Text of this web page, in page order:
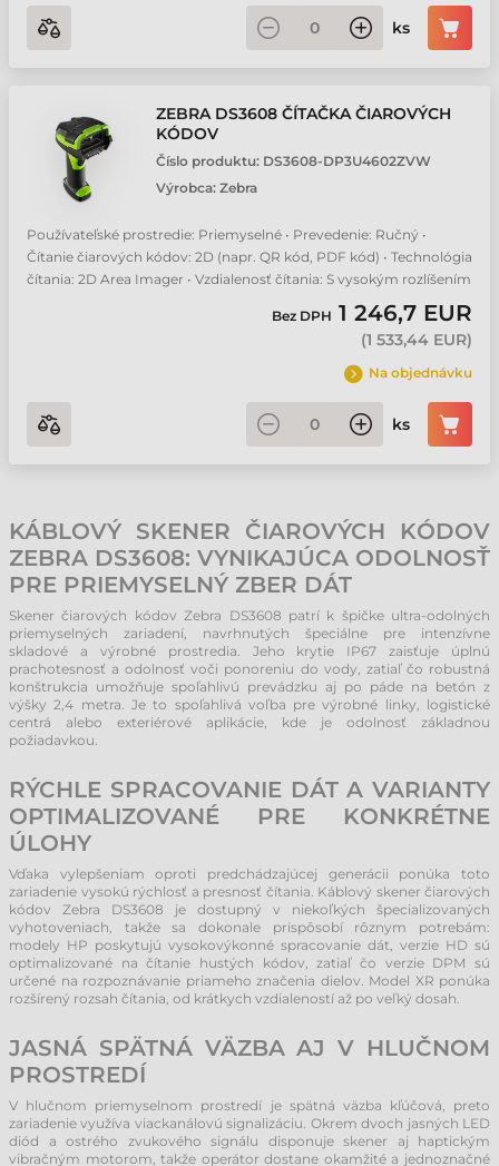
ks
ZEBRA DS3608 ČÍTAČKA ČIAROVÝCH
KÓDOV
Číslo produktu: DS3608-DP3U4602ZVW
Výrobca: Zebra
Používateľské prostredie: Priemyselné • Prevedenie: Ručný •
Čítanie čiarových kódov: 2D (napr. QR kód, PDF kód) • Technológia
čítania: 2D Area Imager • Vzdialenosť čítania: S vysokým rozlíšením
Bez DPH 1 246,7 EUR
(1 533,44 EUR)
Na objednávku
ks
KÁBLOVÝ SKENER ČIAROVÝCH KÓDOV
ZEBRA DS3608: VYNIKAJÚCA ODOLNOSŤ
PRE PRIEMYSELNÝ ZBER DÁT
Skener čiarových kódov Zebra DS3608 patrí k špičke ultra-odolných
priemyselných zariadení, navrhnutých špeciálne pre intenzívne
skladové a výrobné prostredia. Jeho krytie IP67 zaisťuje úplnú
prachotesnosť a odolnosť voči ponoreniu do vody, zatiaľ čo robustná
konštrukcia umožňuje spoľahlivú prevádzku aj po páde na betón z
výšky 2,4 metra. Je to spoľahlivá voľba pre výrobné linky, logistické
centrá alebo exteriérové aplikácie, kde je odolnosť základnou
požiadavkou.
RÝCHLE SPRACOVANIE DÁT A VARIANTY
OPTIMALIZOVANÉ PRE KONKRÉTNE
ÚLOHY
Vďaka vylepšeniam oproti predchádzajúcej generácii ponúka toto
zariadenie vysokú rýchlosť a presnosť čítania. Káblový skener čiarových
kódov Zebra DS3608 je dostupný v niekoľkých špecializovaných
vyhotoveniach, takže sa dokonale prispôsobí rôznym potrebám:
modely HP poskytujú vysokovýkonné spracovanie dát, verzie HD sú
optimalizované na čítanie hustých kódov, zatiaľ čo verzie DPM sú
určené na rozpoznávanie priameho značenia dielov. Model XR ponúka
rozšírený rozsah čítania, od krátkych vzdialeností až po veľký dosah.
JASNÁ SPÄTNÁ VÄZBA AJ V HLUČNOM
PROSTREDÍ
V hlučnom priemyselnom prostredí je spätná väzba kľúčová, preto
zariadenie využíva viackanálovú signalizáciu. Okrem dvoch jasných LED
diód a ostrého zvukového signálu disponuje skener aj haptickým
vibračným motorom, takže operátor dostane okamžité a jednoznačné